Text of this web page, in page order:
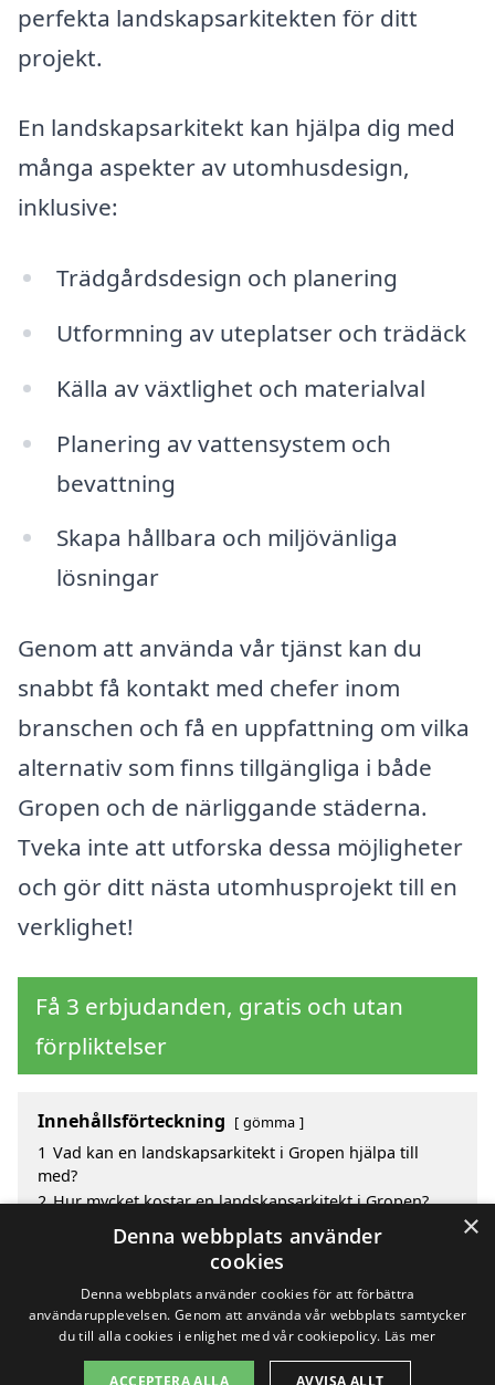
perfekta landskapsarkitekten för ditt
projekt.
En landskapsarkitekt kan hjälpa dig med
många aspekter av utomhusdesign,
inklusive:
Trädgårdsdesign och planering
Utformning av uteplatser och trädäck
Källa av växtlighet och materialval
Planering av vattensystem och
bevattning
Skapa hållbara och miljövänliga
lösningar
Genom att använda vår tjänst kan du
snabbt få kontakt med chefer inom
branschen och få en uppfattning om vilka
alternativ som finns tillgängliga i både
Gropen och de närliggande städerna.
Tveka inte att utforska dessa möjligheter
och gör ditt nästa utomhusprojekt till en
verklighet!
Få 3 erbjudanden, gratis och utan
förpliktelser
Innehållsförteckning gömma
1 Vad kan en landskapsarkitekt i Gropen hjälpa till
med?
2 Hur mycket kostar en landskapsarkitekt i Gropen?
Fördelar med att välja landskapsarkitekt i Gropen
Sök efter en skicklig landskapsarkitekt i de
omgivande städerna Gropen
Copyright 2026 - Pilanto Aps
×
Denna webbplats använder
cookies
Denna webbplats använder cookies för att förbättra
användarupplevelsen. Genom att använda vår webbplats samtycker
du till alla cookies i enlighet med vår cookiepolicy. Läs mer
ACCEPTERA ALLA AVVISA ALLT